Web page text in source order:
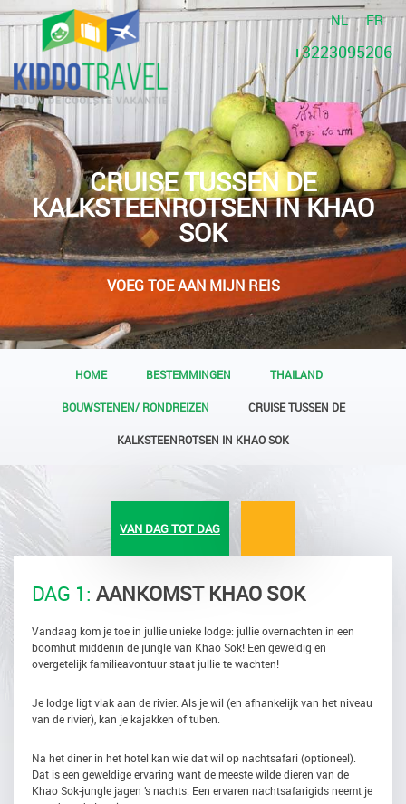
NL FR
+3223095206
CRUISE TUSSEN DE
KALKSTEENROTSEN IN KHAO
SOK
VOEG TOE AAN MIJN REIS
HOME BESTEMMINGEN THAILAND
BOUWSTENEN/ RONDREIZEN CRUISE TUSSEN DE
KALKSTEENROTSEN IN KHAO SOK
VAN DAG TOT DAG
DAG 1: AANKOMST KHAO SOK
Vandaag kom je toe in jullie unieke lodge: jullie overnachten in een
boomhut middenin de jungle van Khao Sok! Een geweldig en
overgetelijk familieavontuur staat jullie te wachten!
Je lodge ligt vlak aan de rivier. Als je wil (en afhankelijk van het niveau
van de rivier), kan je kajakken of tuben.
Na het diner in het hotel kan wie dat wil op nachtsafari (optioneel).
Dat is een geweldige ervaring want de meeste wilde dieren van de
Khao Sok-jungle jagen ’s nachts. Een ervaren nachtsafarigids neemt je